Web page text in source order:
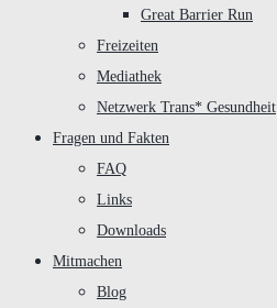
Great Barrier Run
Freizeiten
Mediathek
Netzwerk Trans* Gesundheit
Fragen und Fakten
FAQ
Links
Downloads
Mitmachen
Blog